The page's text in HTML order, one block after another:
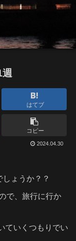
はてブ
コピー
2024.04.30
ょうか？？
で、旅行に行か
ていくつもりでい